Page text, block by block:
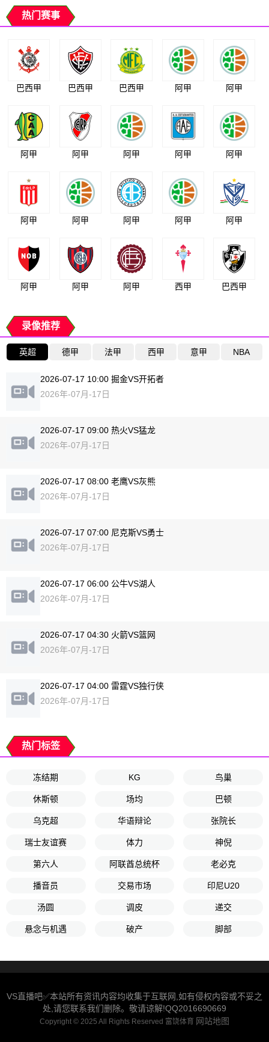
热门赛事
巴西甲 巴西甲 巴西甲 阿甲 阿甲
阿甲 阿甲 阿甲 阿甲 阿甲
阿甲 阿甲 阿甲 阿甲 阿甲
阿甲 阿甲 阿甲 西甲 巴西甲
录像推荐
英超 德甲 法甲 西甲 意甲 NBA
2026-07-17 10:00 掘金VS开拓者
2026年-07月-17日
2026-07-17 09:00 热火VS猛龙
2026年-07月-17日
2026-07-17 08:00 老鹰VS灰熊
2026年-07月-17日
2026-07-17 07:00 尼克斯VS勇士
2026年-07月-17日
2026-07-17 06:00 公牛VS湖人
2026年-07月-17日
2026-07-17 04:30 火箭VS篮网
2026年-07月-17日
2026-07-17 04:00 雷霆VS独行侠
2026年-07月-17日
热门标签
冻结期 KG 鸟巢
休斯顿 场均 巴顿
乌克超 华语辩论 张院长
瑞士友谊赛 体力 神倪
第六人 阿联酋总统杯 老必克
播音员 交易市场 印尼U20
汤圆 调皮 递交
悬念与机遇 破产 脚部
VS直播吧✅本站所有资讯内容均收集于互联网,如有侵权内容或不妥之
处,请您联系我们删除。敬请谅解!QQ2016690669
Copyright © 2025 All Rights Reserved 富饶体育 网站地图